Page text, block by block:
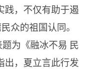
践，不仅有助于遏
众的祖国认同。
为《融冰不易 民
出，夏立言此行发